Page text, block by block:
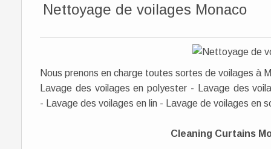
Nettoyage de voilages Monaco
Nous prenons en charge toutes sortes de voilages à
Lavage des voilages en polyester - Lavage des
- Lavage des voilages en lin - Lavage de voilages en
Cleaning Curtains